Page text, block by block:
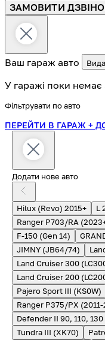
ЗАМОВИТИ
Ваш гараж авто
У гаражі поки немає
Фільтрувати по авто
ПЕРЕЙТИ В ГАРАЖ +
Додати нове авто
Hilux (Revo) 2015+ L
Ranger P703/RA
F-150 (Gen 14)
JIMNY (JB64/74)
Land Cruiser 300
Land Cruiser 200
Pajero Sport III (KS0W)
Ranger P375/PX
Defender II 90, 110,
Tundra III (XK70)